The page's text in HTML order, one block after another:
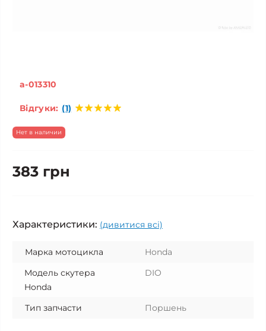
a-013310
Відгуки: (1)
Нет в наличии
383 грн
Характеристики: (дивитися всі)
Марка мотоцикла
Honda
Модель скутера
Honda
DIO
Тип запчасти Поршень